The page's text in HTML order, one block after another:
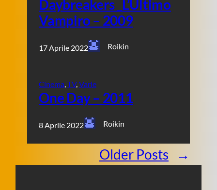
Daybreakers _L’Ultimo
Vampiro – 2009
17 Aprile 2022 Roikin
Cinema, TV, Varie
One Day – 2011
8 Aprile 2022 Roikin
Older Posts →